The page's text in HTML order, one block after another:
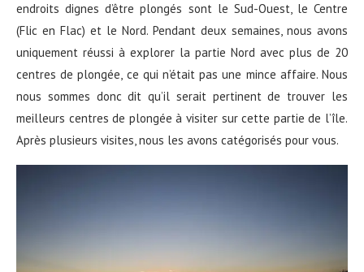
endroits dignes d’être plongés sont le Sud-Ouest, le Centre
(Flic en Flac) et le Nord. Pendant deux semaines, nous avons
uniquement réussi à explorer la partie Nord avec plus de 20
centres de plongée, ce qui n’était pas une mince affaire. Nous
nous sommes donc dit qu’il serait pertinent de trouver les
meilleurs centres de plongée à visiter sur cette partie de l’île.
Après plusieurs visites, nous les avons catégorisés pour vous.